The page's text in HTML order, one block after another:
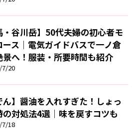
・谷川岳】50代夫婦の初心者モ
ース｜電気ガイドバスで一ノ倉
景へ！服装・所要時間も紹介
7/20
ん】醤油を入れすぎた！しょっ
の対処法4選｜味を戻すコツも
7/18